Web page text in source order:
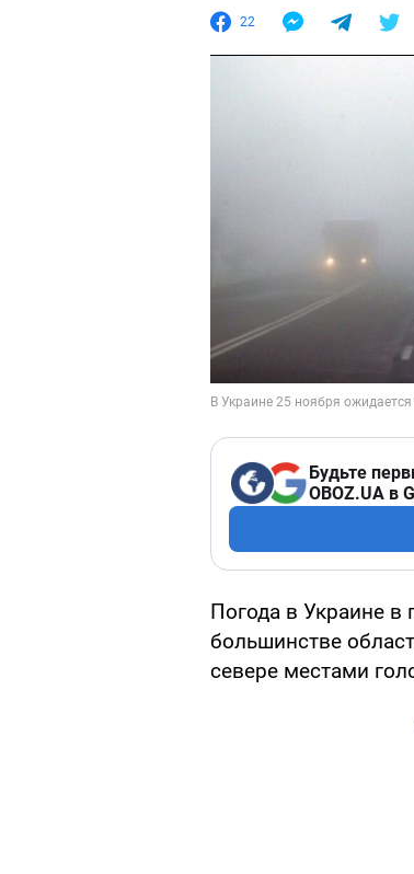
22
Будьте
OBOZ.UA в
Погода в Украине в
большинстве
севере местами